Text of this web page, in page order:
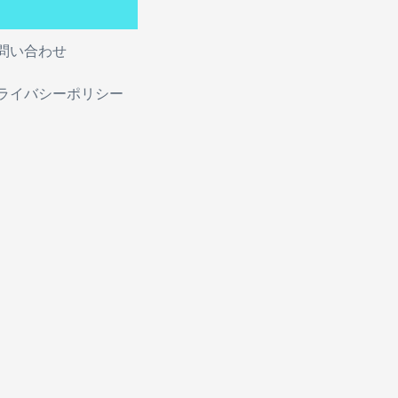
い合わせ
イバシーポリシー